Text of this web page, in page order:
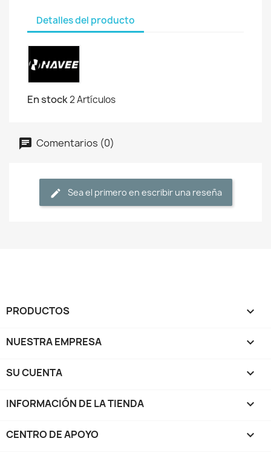
Detalles del producto
En stock2 Artículos
Comentarios (0)
Sea el primero en escribir una reseña
PRODUCTOS 
NUESTRA EMPRESA 
SU CUENTA 
INFORMACIÓN DE LA TIENDA keyboard_arrow_down
CENTRO DE APOYO 